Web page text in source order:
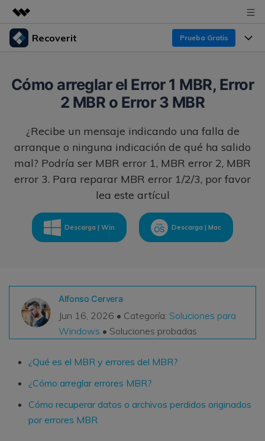
Productos destacados
Utilidades
Empresas
Sala de prensa
Tienda
Soporte
Recoverit Prueba Gratis
Líder en recuperación para Windows
Recoverit para Mac
Recupera datos ilimitados del sistema Mac
Recoverit Gratis
Recupera datos perdidos/eliminados gratis
Otros Productos
Recuperar de Unidades
Recuperar Medios Borrados
Soluciones de Recuperación Exclusivas
Recuperar Documentos
Escenarios de Pérdida de Datos
Por qué Recoverit
Historias de Clientes
search
Cómo arreglar el Error 1 MBR, Error
2 MBR o Error 3 MBR
¿Recibe un mensaje indicando una falla de
arranque o ninguna indicación de qué ha salido
mal? Podría ser MBR error 1, MBR error 2, MBR
error 3. Para reparar MBR error 1/2/3, por favor
lea este artícul
Descarga | Win Descarga | Mac
Alfonso Cervera
Jun 16, 2026 • Categoría: Soluciones para
Windows • Soluciones probadas
¿Qué es el MBR y errores del MBR?
¿Cómo arreglar errores MBR?
Cómo recuperar datos o archivos perdidos originados
por errores MBR